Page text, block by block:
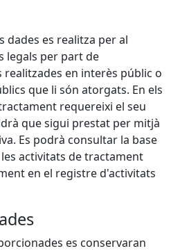
dades es realitza per al
legals per part de
en interès públic o
que li són atorgats. En els
requereixi el seu
que sigui prestat per mitjà
Es podrà consultar la base
activitats de tractament
en el registre d'activitats
es conservaran